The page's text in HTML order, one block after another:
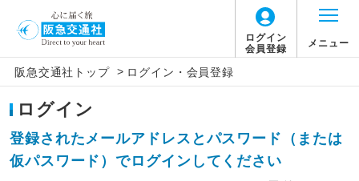
ログイン
会員登録
メニュー
阪急交通社トップ > ログイン・会員登録
ログイン
登録されたメールアドレスとパスワード（または
仮パスワード）でログインしてください